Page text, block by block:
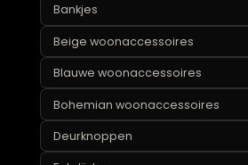
CATEGORIES
Bankjes
Beige woonaccessoires
Bohemian woonaccessoires